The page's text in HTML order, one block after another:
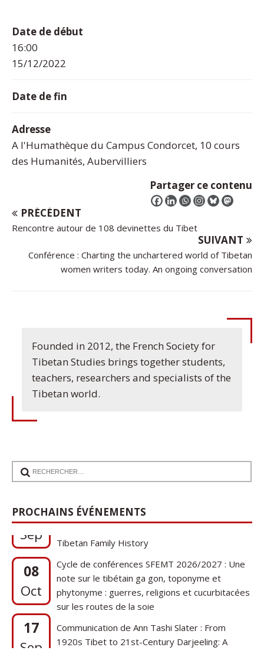
Date de début
16:00
15/12/2022
Date de fin
Adresse
A l'Humathèque du Campus Condorcet, 10 cours
des Humanités, Aubervilliers
Partager ce contenu
PRÉCÉDENT
Rencontre autour de 108 devinettes du Tibet
SUIVANT
Conférence : Charting the unchartered world of Tibetan
women writers today. An ongoing conversation
Founded in 2012, the French Society for
Tibetan Studies brings together students,
teachers, researchers and specialists of the
Tibetan world.
PROCHAINS ÉVÉNEMENTS
Sep
1920s Tibet to 21st-Century Darjeeling: A
Tibetan Family History
08
Oct
Cycle de conférences SFEMT 2026/2027 : Une
note sur le tibétain ga gon, toponyme et
phytonyme : guerres, religions et cucurbitacées
sur les routes de la soie
17
Sep
Communication de Ann Tashi Slater : From
1920s Tibet to 21st-Century Darjeeling: A
Tibetan Family History